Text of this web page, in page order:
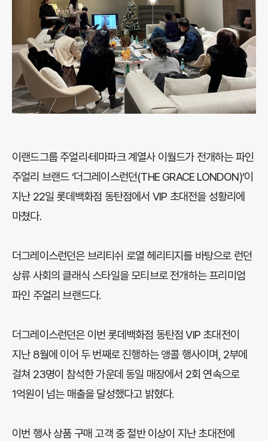
이랜드그룹 주얼리·테마파크 계열사 이월드가 전개하는 파인
주얼리 브랜드 ‘더그레이스런던(THE GRACE LONDON)’이
지난 22일 롯데백화점 동탄점에서 VIP 초대전을 성황리에
마쳤다.
더그레이스런던은 브리티쉬 로열 헤리티지를 바탕으로 런던
상류 사회의 클래식 스타일을 모티브로 전개하는 프리미엄
파인 주얼리 브랜드다.
더그레이스런던은 이번 롯데백화점 동탄점 VIP 초대전이
지난 8월에 이어 두 번째로 진행하는 앵콜 행사이며, 2부에
걸쳐 23명이 참석한 가운데 동일 매장에서 2회 연속으로
1억원이 넘는 매출을 달성했다고 밝혔다.
이번 행사 상품 구매 고객 중 절반 이상이 지난 초대전에